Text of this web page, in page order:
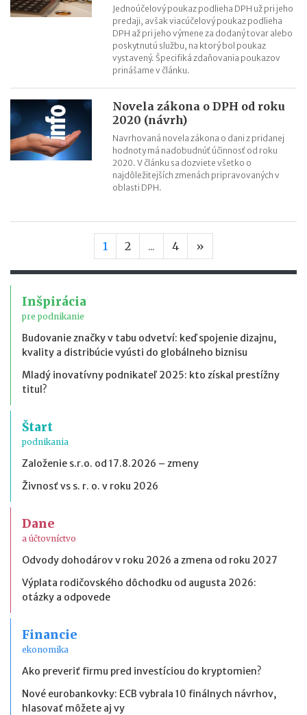
Jednoúčelový poukaz podlieha DPH už pri jeho
predaji, avšak viacúčelový poukaz podlieha
DPH až pri jeho výmene za dodaný tovar alebo
poskytnutú službu, na ktorý bol poukaz
vystavený. Špecifiká zdaňovania poukazov
prinášame v článku.
Novela zákona o DPH od roku
2020 (návrh)
Navrhovaná novela zákona o dani z pridanej
hodnoty má nadobudnúť účinnosť od roku
2020. V článku sa dozviete všetko o
najdôležitejších zmenách pripravovaných v
oblasti DPH.
1 2 ... 4 »
Inšpirácia
pre podnikanie
Budovanie značky v tabu odvetví: keď spojenie dizajnu,
kvality a distribúcie vyústi do globálneho biznisu
Mladý inovatívny podnikateľ 2025: kto získal prestížny
titul?
Štart
podnikania
Založenie s.r.o. od 17.8.2026 – zmeny
Živnosť vs s. r. o. v roku 2026
Dane
a účtovníctvo
Odvody dohodárov v roku 2026 a zmena od roku 2027
Výplata rodičovského dôchodku od augusta 2026:
otázky a odpovede
Financie
ekonomika
Ako preveriť firmu pred investíciou do kryptomien?
Nové eurobankovky: ECB vybrala 10 finálnych návrhov,
hlasovať môžete aj vy